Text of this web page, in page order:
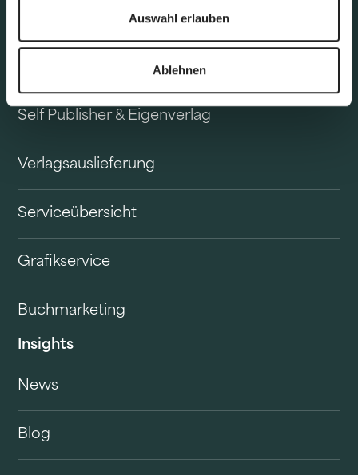
Auswahl erlauben
Ablehnen
Self Publisher & Eigenverlag
Verlagsauslieferung
Serviceübersicht
Grafikservice
Buchmarketing
Insights
News
Blog